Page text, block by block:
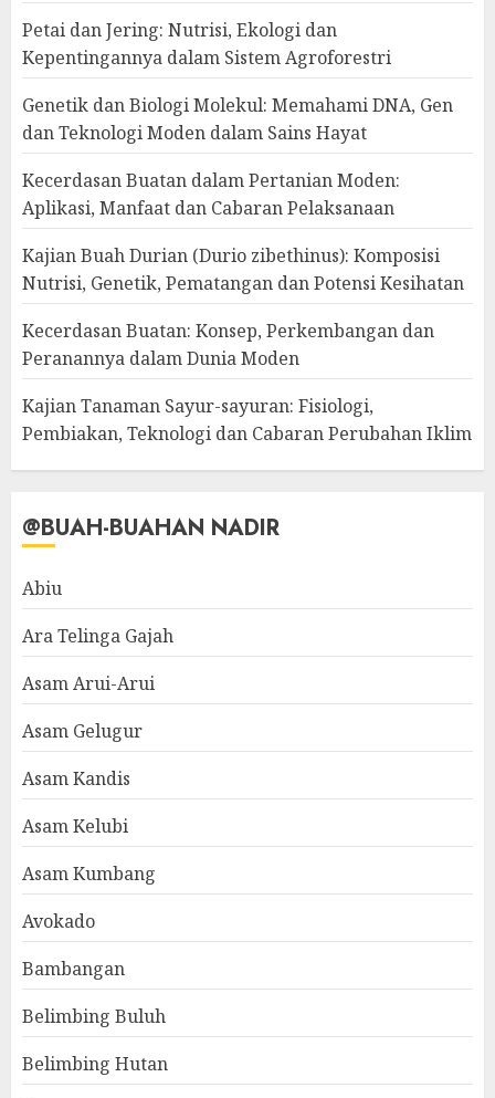
Petai dan Jering: Nutrisi, Ekologi dan
Kepentingannya dalam Sistem Agroforestri
Genetik dan Biologi Molekul: Memahami DNA, Gen
dan Teknologi Moden dalam Sains Hayat
Kecerdasan Buatan dalam Pertanian Moden:
Aplikasi, Manfaat dan Cabaran Pelaksanaan
Kajian Buah Durian (Durio zibethinus): Komposisi
Nutrisi, Genetik, Pematangan dan Potensi Kesihatan
Kecerdasan Buatan: Konsep, Perkembangan dan
Peranannya dalam Dunia Moden
Kajian Tanaman Sayur-sayuran: Fisiologi,
Pembiakan, Teknologi dan Cabaran Perubahan Iklim
@BUAH-BUAHAN NADIR
Abiu
Ara Telinga Gajah
Asam Arui-Arui
Asam Gelugur
Asam Kandis
Asam Kelubi
Asam Kumbang
Avokado
Bambangan
Belimbing Buluh
Belimbing Hutan